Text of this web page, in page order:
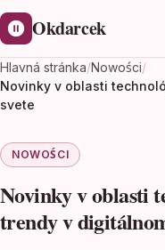
Okdarcek
Hlavná stránka/Nowości/
Novinky v oblasti
svete
NOWOŚCI
Novinky v oblasti
trendy v